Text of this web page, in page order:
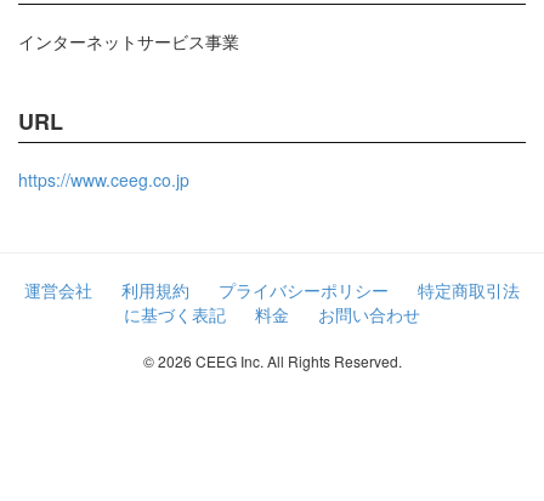
インターネットサービス事業
URL
https://www.ceeg.co.jp
運営会社 利用規約 プライバシーポリシー
特定商取引法
に基づく表記
料金 お問い合わせ
© 2026 CEEG Inc. All Rights Reserved.